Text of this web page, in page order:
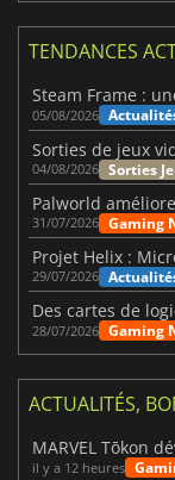
TENDANCES
05/08/2026
04/08/2026 Sorties
Palworld
31/07/2026 Gaming
Projet Helix :
29/07/2026
28/07/2026 Gaming
ACTUALITÉS,
il y a 12 heures